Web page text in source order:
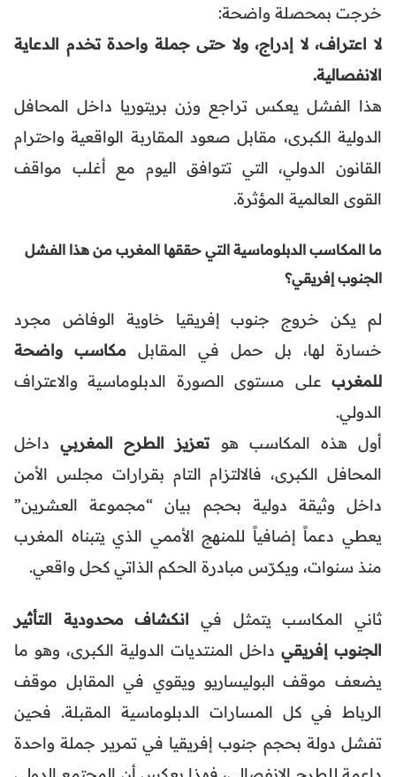
خرجت بمحصلة واضحة:
لا اعتراف، لا إدراج، ولا حتى جملة واحدة تخدم الدعاية
الانفصالية.
هذا الفشل يعكس تراجع وزن بريتوريا داخل المحافل
الدولية الكبرى، مقابل صعود المقاربة الواقعية واحترام
القانون الدولي، التي تتوافق اليوم مع أغلب مواقف
القوى العالمية المؤثرة.
ما المكاسب الدبلوماسية التي حققها المغرب من هذا الفشل
الجنوب إفريقي؟
لم يكن خروج جنوب إفريقيا خاوية الوفاض مجرد
خسارة لها، بل حمل في المقابل مكاسب واضحة
للمغرب على مستوى الصورة الدبلوماسية والاعتراف
الدولي.
أول هذه المكاسب هوتعزيز الطرح المغربيداخل
المحافل الكبرى، فالالتزام التام بقرارات مجلس الأمن
داخل وثيقة دولية بحجم بيان “مجموعة العشرين”
يعطي دعماً إضافياً للمنهج الأممي الذي يتبناه المغرب
منذ سنوات، ويكرّس مبادرة الحكم الذاتي كحل واقعي.
ثاني المكاسب يتمثل في انكشاف محدودية التأثير
الجنوب إفريقي داخل المنتديات الدولية الكبرى، وهو ما
يضعف موقف البوليساريو ويقوي في المقابل موقف
الرباط في كل المسارات الدبلوماسية المقبلة. فحين
تفشل دولة بحجم جنوب إفريقيا في تمرير جملة واحدة